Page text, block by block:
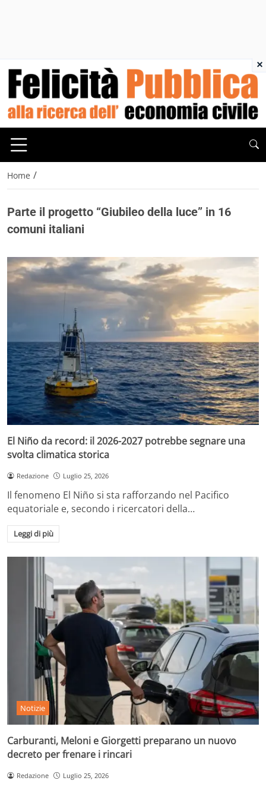
Home /
Parte il progetto “Giubileo della luce” in 16
comuni italiani
El Niño da record: il 2026-2027 potrebbe segnare una
svolta climatica storica
Redazione Luglio 25, 2026
Il fenomeno El Niño si sta rafforzando nel Pacifico
equatoriale e, secondo i ricercatori della…
Leggi di più
Notizie
Carburanti, Meloni e Giorgetti preparano un nuovo
decreto per frenare i rincari
Redazione Luglio 25, 2026
×